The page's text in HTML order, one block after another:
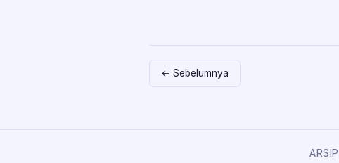
← Sebelumnya
ARSIP